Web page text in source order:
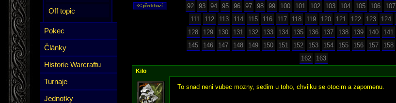
Off topic
Pokec
Články
Historie Warcraftu
Turnaje
Jednotky
92
93 94 95 96 97 98 99 100 101 102 103 104 105 106 107
111
112 113 114 115 116 117 118 119 120 121 122 123 124
128
129 130 131 132 133 134 135 136 137 138 139 140 141
145
146 147 148 149 150 151 152 153 154 155 156 157 158
162
163
Kilo
To snad neni vubec mozny, sedim u toho, chvilku se otocim a zapomenu.